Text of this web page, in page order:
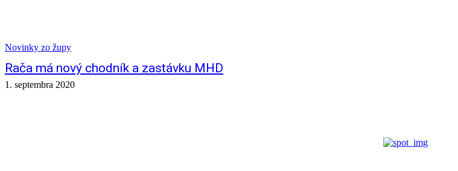
Novinky zo župy
Rača má nový chodník a zastávku MHD
1. septembra 2020